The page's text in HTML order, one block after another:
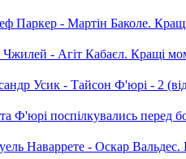
Паркер - Мартін Баколе.
- Агіт Кабаєл. Кращі
Усик - Тайсон Ф'юрі - 2
Ф'юрі поспілкувались перед
Наваррете - Оскар